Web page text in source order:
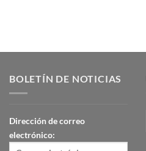
BOLETÍN DE NOTICIAS
Dirección de correo
electrónico: